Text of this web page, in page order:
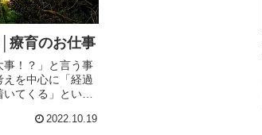
療育のお仕事
事！？」と言う事
を中心に「経過
てくる」という
お読み下さい。
2022.10.19